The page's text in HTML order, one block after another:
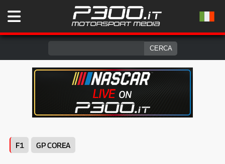
F1 GP COREA